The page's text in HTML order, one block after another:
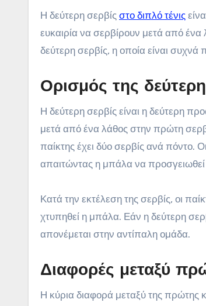
Η δεύτερη σερβίς στο διπλό τένις
ευκαιρία να σερβίρουν μετά από
δεύτερη σερβίς, η οποία είναι
Ορισμός της
Η δεύτερη σερβίς είναι η δεύτερη
μετά από ένα λάθος στην πρώτη
παίκτης έχει δύο σερβίς ανά πόντο.
απαιτώντας η μπάλα να προσγειωθεί
Κατά την εκτέλεση της σερβίς, οι
χτυπηθεί η μπάλα. Εάν η δεύτερη
απονέμεται στην αντίπαλη ομάδα.
Διαφορές μεταξύ
Η κύρια διαφορά μεταξύ της πρώτης